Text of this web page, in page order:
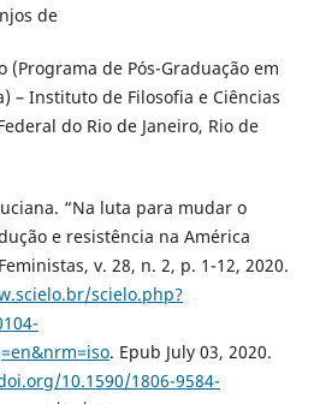
de
(Programa de Pós-Graduação em
– Instituto de Filosofia e Ciências
do Rio de Janeiro, Rio de
“Na luta para mudar o
e resistência na América
v. 28, n. 2, p. 1-12, 2020.
scielo.php?
. Epub July 03, 2020.
10.1590/1806-9584-